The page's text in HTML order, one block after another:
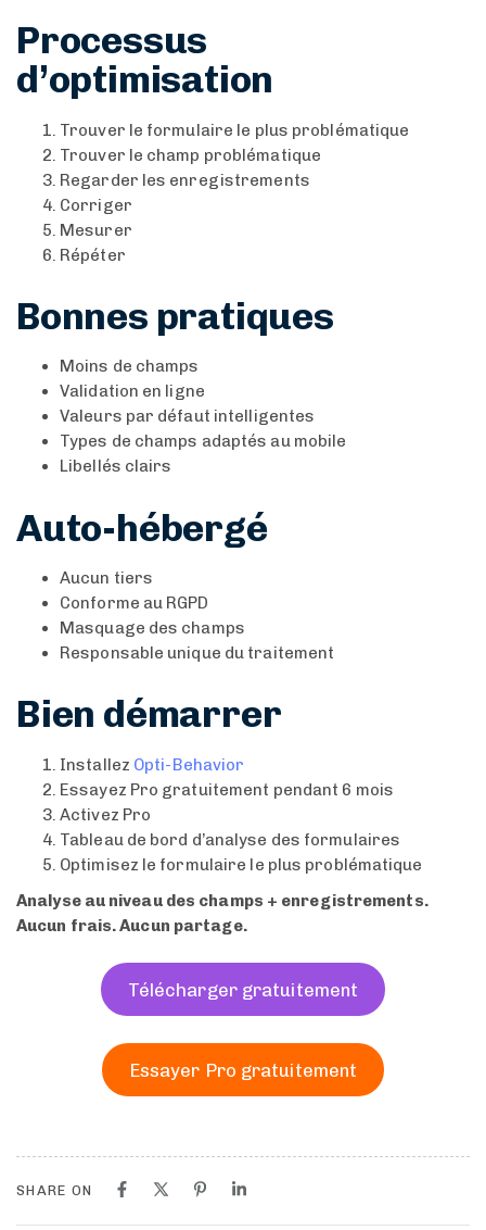
Processus
d’optimisation
Trouver le formulaire le plus problématique
Trouver le champ problématique
Regarder les enregistrements
Corriger
Mesurer
Répéter
Bonnes pratiques
Moins de champs
Validation en ligne
Valeurs par défaut intelligentes
Types de champs adaptés au mobile
Libellés clairs
Auto-hébergé
Aucun tiers
Conforme au RGPD
Masquage des champs
Responsable unique du traitement
Bien démarrer
Installez Opti-Behavior
Essayez Pro gratuitement pendant 6 mois
Activez Pro
Tableau de bord d’analyse des formulaires
Optimisez le formulaire le plus problématique
Analyse au niveau des champs + enregistrements.
Aucun frais. Aucun partage.
Télécharger gratuitement
Essayer Pro gratuitement
SHARE ON